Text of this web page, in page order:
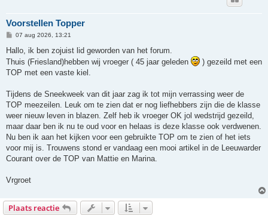
Voorstellen Topper
B
r
c
h
t
07 aug 2026, 13:21
Hallo, ik ben zojuist lid geworden van het forum.
Thuis (Friesland)hebben wij vroeger ( 45 jaar geleden
) gezeild met een
TOP met een vaste kiel.
Tijdens de Sneekweek van dit jaar zag ik tot mijn verrassing weer de
TOP meezeilen. Leuk om te zien dat er nog liefhebbers zijn die de klasse
weer nieuw leven in blazen. Zelf heb ik vroeger OK jol wedstrijd gezeild,
maar daar ben ik nu te oud voor en helaas is deze klasse ook verdwenen.
Nu ben ik aan het kijken voor een gebruikte TOP om te zien of het iets
voor mij is. Trouwens stond er vandaag een mooi artikel in de Leeuwarder
Courant over de TOP van Mattie en Marina.
Vrgroet
Plaats reactie